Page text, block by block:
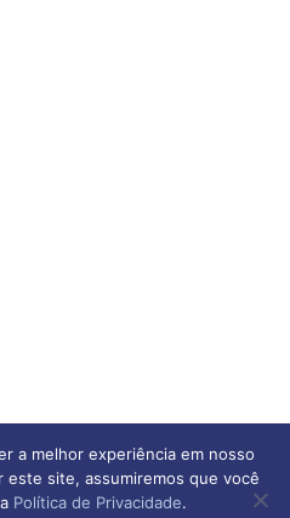
a melhor experiência em nosso
este site, assumiremos que você
Política de Privacidade.